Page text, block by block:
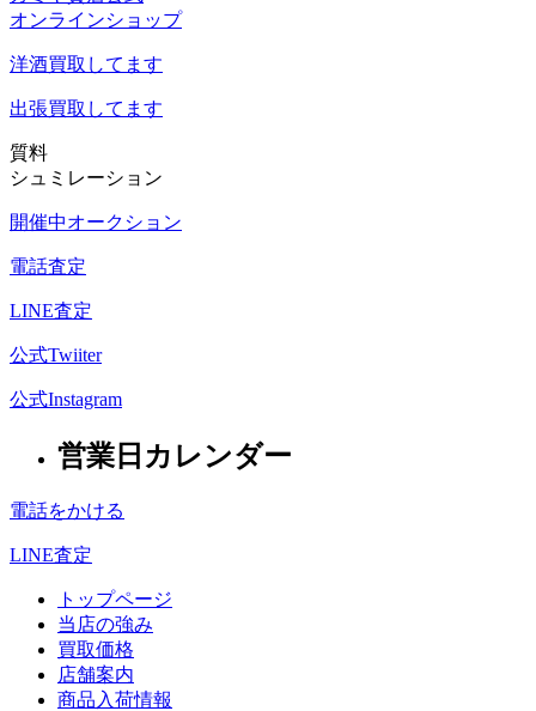
オンラインショップ
洋酒買取してます
出張買取 してます
質料
シュミレーション
開催中オークション
電話査定
LINE査定
公式Twiiter
公式Instagram
営業日カレンダー
電話をかける
LINE査定
トップページ
当店の強み
買取価格
店舗案内
商品入荷情報